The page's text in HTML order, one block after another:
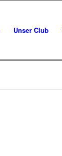
Unser Club